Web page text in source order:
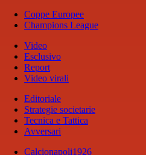
Coppe Europee
Champions League
Video
Esclusivo
Report
Video virali
Editoriale
Strategie societarie
Tecnica e Tattica
Avversari
Calcionapoli1926